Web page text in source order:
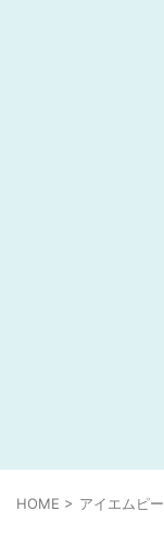
HOME > アイエムピー